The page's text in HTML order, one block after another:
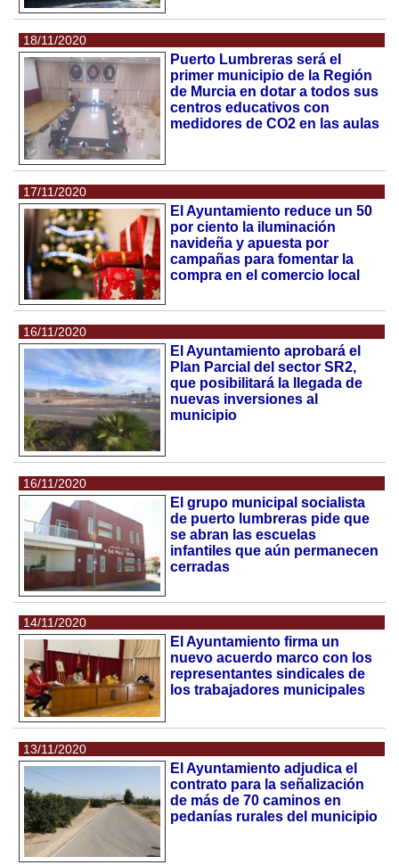
18/11/2020
Puerto Lumbreras será el
primer municipio de la Región
de Murcia en dotar a todos sus
centros educativos con
medidores de CO2 en las aulas
17/11/2020
El Ayuntamiento reduce un 50
por ciento la iluminación
navideña y apuesta por
campañas para fomentar la
compra en el comercio local
16/11/2020
El Ayuntamiento aprobará el
Plan Parcial del sector SR2,
que posibilitará la llegada de
nuevas inversiones al
municipio
16/11/2020
El grupo municipal socialista
de puerto lumbreras pide que
se abran las escuelas
infantiles que aún permanecen
cerradas
14/11/2020
El Ayuntamiento firma un
nuevo acuerdo marco con los
representantes sindicales de
los trabajadores municipales
13/11/2020
El Ayuntamiento adjudica el
contrato para la señalización
de más de 70 caminos en
pedanías rurales del municipio